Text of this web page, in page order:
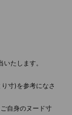
たします。
寸)を参考になさ
自身のヌード寸